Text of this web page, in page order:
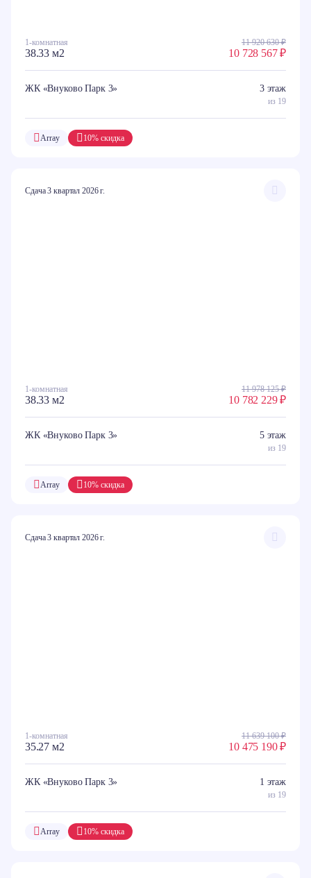
1-комнатная
38.33 м2
11 920 630 ₽
10 728 567 ₽
ЖК «Внуково Парк 3» 3 этаж
из 19
10% скидка
Array
Сдача 3 квартал 2026 г.
1-комнатная
38.33 м2
11 978 125 ₽
10 782 229 ₽
ЖК «Внуково Парк 3» 5 этаж
из 19
10% скидка
Array
Сдача 3 квартал 2026 г.
1-комнатная
35.27 м2
11 639 100 ₽
10 475 190 ₽
ЖК «Внуково Парк 3» 1 этаж
из 19
10% скидка
Array